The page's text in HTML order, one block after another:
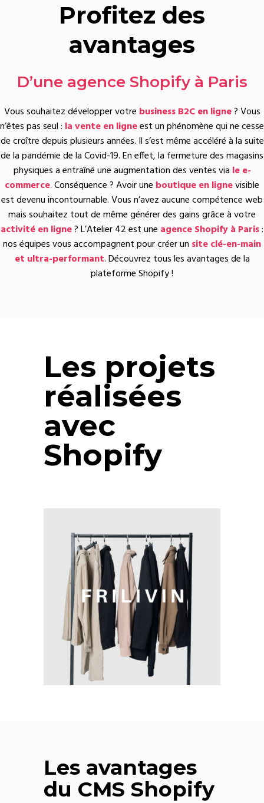
Profitez des
avantages
D’une agence Shopify à Paris
Vous souhaitez développer votre business B2C en ligne? Vous
n’êtes pas seul : la vente en ligneest un phénomène qui ne cesse
de croître depuis plusieurs années. Il s’est même accéléré à la suite
de la pandémie de la Covid-19. En effet, la fermeture des magasins
physiques a entraîné une augmentation des ventes via le e-
commerce.Conséquence ? Avoir une boutique en lignevisible
est devenu incontournable. Vous n’avez aucune compétence web
mais souhaitez tout de même générer des gains grâce à votre
activité en ligne? L’Atelier 42 est une agence Shopify à Paris:
nos équipes vous accompagnent pour créer un site clé-en-main
et ultra-performant. Découvrez tous les avantages de la
plateforme Shopify !
Les projets
réalisées
avec
Shopify
Les avantages
du CMS Shopify